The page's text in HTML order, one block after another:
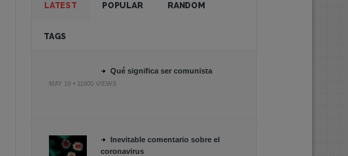
LATEST POPULAR RANDOM
TAGS
Qué significa ser comunista
MAY 10 • 11600 VIEWS
Inevitable comentario sobre el
coronavirus